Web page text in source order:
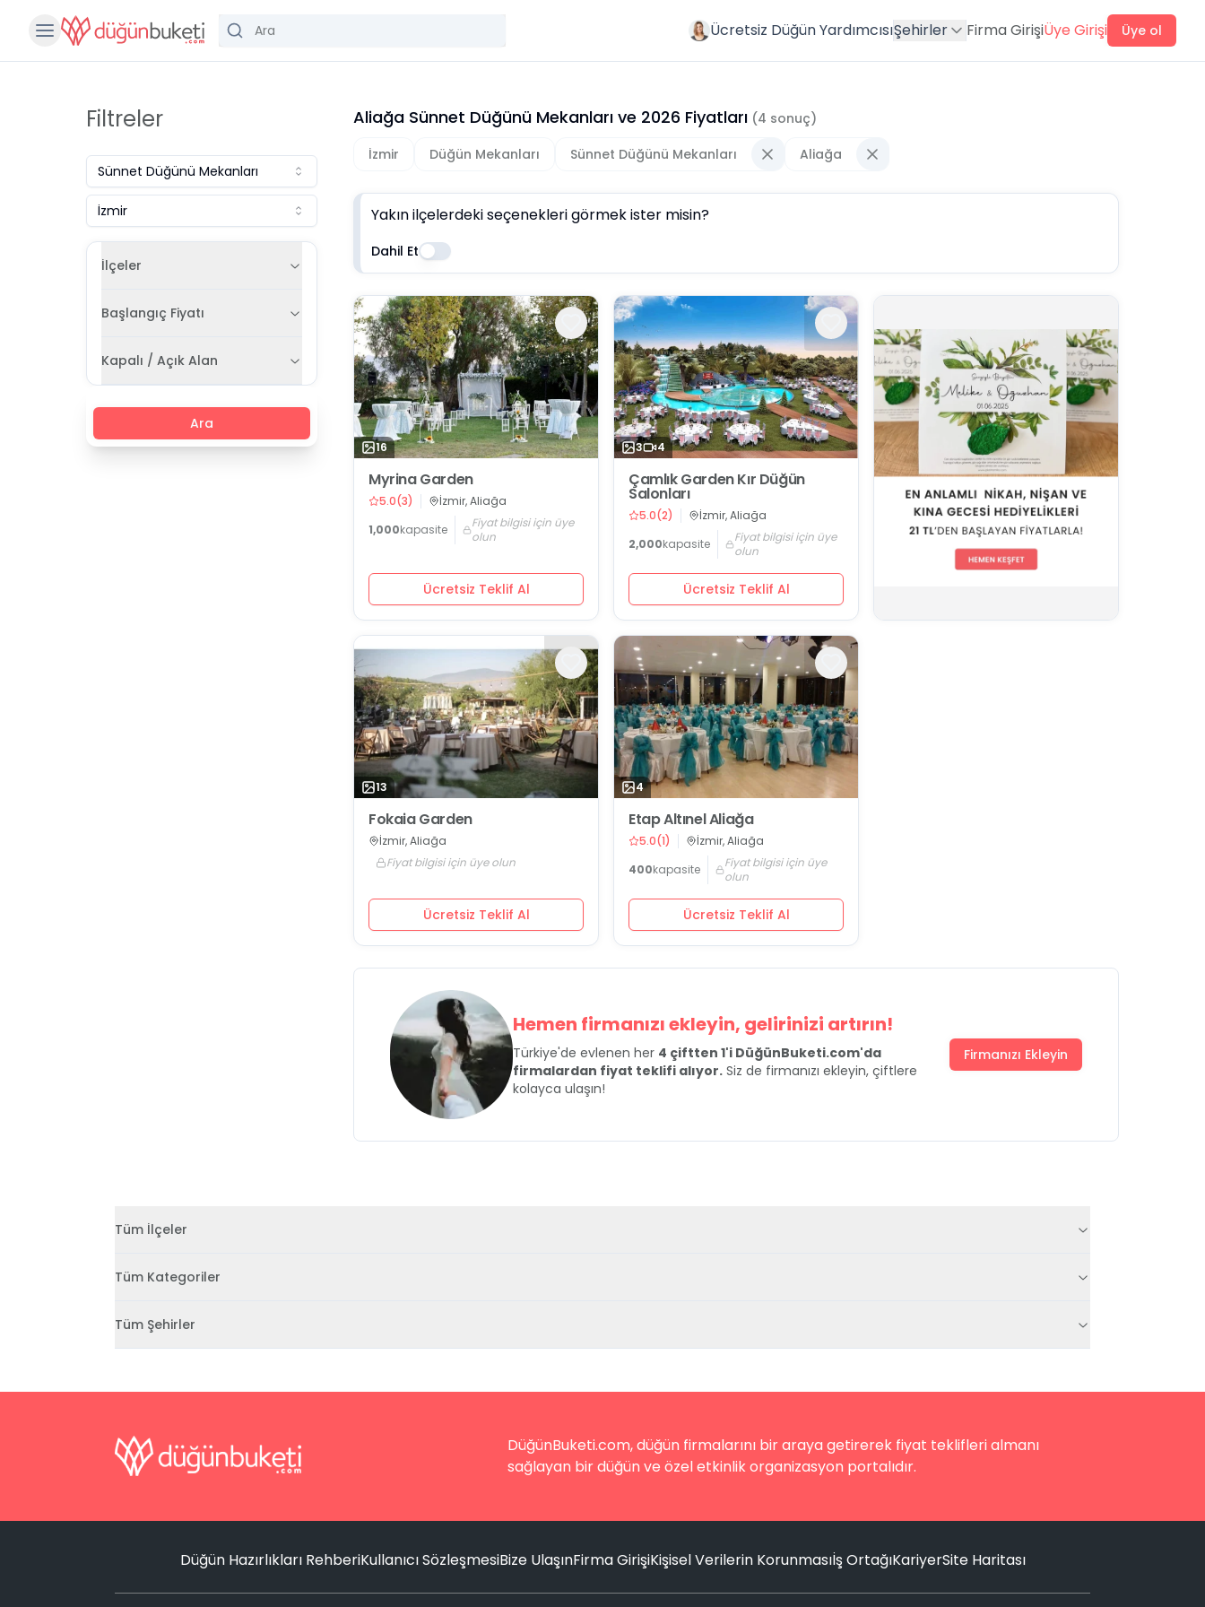
Ücretsiz Düğün YardımcısıŞehirler Firma GirişiÜye Girişi Üye ol
Filtreler
Sünnet Düğünü Mekanları
İzmir
İlçeler
Başlangıç Fiyatı
Kapalı / Açık Alan
Ara
Aliağa Sünnet Düğünü Mekanları ve 2026 Fiyatları (4 sonuç)
İzmir
Düğün Mekanları Sünnet Düğünü Mekanları Aliağa
Yakın ilçelerdeki seçenekleri görmek ister misin?
Dahil Et
16
Myrina Garden
5.0(3)
İzmir, Aliağa
1,000kapasite
Fiyat bilgisi için üye
olun
Ücretsiz Teklif Al
3 4
Çamlık Garden Kır Düğün
Salonları
5.0(2)
İzmir, Aliağa
2,000kapasite
Fiyat bilgisi için üye
olun
Ücretsiz Teklif Al
13
Fokaia Garden
İzmir, Aliağa
Fiyat bilgisi için üye olun
Ücretsiz Teklif Al
4
Etap Altınel Aliağa
5.0(1)
İzmir, Aliağa
400kapasite
Fiyat bilgisi için üye
olun
Ücretsiz Teklif Al
Hemen firmanızı ekleyin, gelirinizi artırın!
Türkiye'de evlenen her 4 çiftten 1'i DüğünBuketi.com'da
firmalardan fiyat teklifi alıyor. Siz de firmanızı ekleyin, çiftlere
kolayca ulaşın!
Firmanızı Ekleyin
Tüm İlçeler
Tüm Kategoriler
Tüm Şehirler
DüğünBuketi.com, düğün firmalarını bir araya getirerek fiyat teklifleri almanı
sağlayan bir düğün ve özel etkinlik organizasyon portalıdır.
Düğün Hazırlıkları RehberiKullanıcı SözleşmesiBize UlaşınFirma GirişiKişisel Verilerin Korunmasıİş OrtağıKariyerSite Haritası